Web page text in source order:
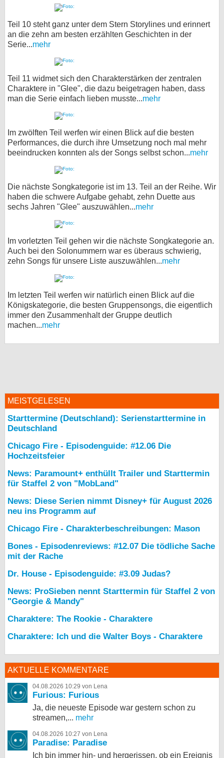
Teil 10 steht ganz unter dem Stern Storylines und erinnert
an die zehn am besten erzählten Geschichten in der
Serie...mehr
Teil 11 widmet sich den Charakterstärken der zentralen
Charaktere in "Glee", die dazu beigetragen haben, dass
man die Serie einfach lieben musste...mehr
Im zwölften Teil werfen wir einen Blick auf die besten
Performances, die durch ihre Umsetzung noch mal mehr
beeindrucken konnten als der Songs selbst schon...mehr
Die nächste Songkategorie ist im 13. Teil an der Reihe. Wir
haben die schwere Aufgabe gehabt, zehn Duette aus
sechs Jahren "Glee" auszuwählen...mehr
Im vorletzten Teil gehen wir die nächste Songkategorie an.
Auch bei den Solonummern war es überaus schwierig,
zehn Songs für unsere Liste auszuwählen...mehr
Im letzten Teil werfen wir natürlich einen Blick auf die
Königskategorie, die besten Gruppensongs, die eigentlich
immer den Zusammenhalt der Gruppe deutlich
machen...mehr
MEISTGELESEN
Starttermine (Deutschland): Serienstarttermine in
Deutschland
Chicago Fire - Episodenguide: #12.06 Die
Hochzeitsfeier
News: Paramount+ enthüllt Trailer und Starttermin
für Staffel 2 von "MobLand"
News: Diese Serien nimmt Disney+ für August 2026
neu ins Programm auf
Chicago Fire - Charakterbeschreibungen: Mason
Bones - Episodenreviews: #12.07 Die tödliche Sache
mit der Rache
Dr. House - Episodenguide: #3.09 Judas?
News: ProSieben nennt Starttermin für Staffel 2 von
"Georgie & Mandy"
Charaktere: The Rookie - Charaktere
Charaktere: Ich und die Walter Boys - Charaktere
AKTUELLE KOMMENTARE
04.08.2026 10:29 von Lena
Furious: Furious
Ja, die neueste Episode war gestern schon zu
streamen,... mehr
04.08.2026 10:27 von Lena
Paradise: Paradise
Ich bin immer hin- und hergerissen, ob ein Ereignis